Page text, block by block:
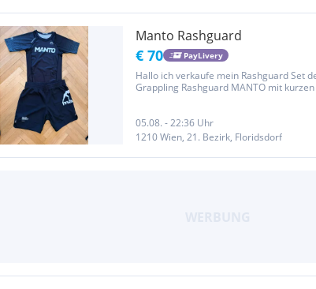
Manto Rashguard
€ 70 PayLivery
Hallo ich verkaufe mein Rashguard Set
Grappling Rashguard MANTO mit
05.08. - 22:36 Uhr
1210 Wien, 21. Bezirk, Floridsdorf